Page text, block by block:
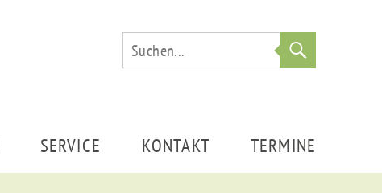
SERVICE KONTAKT TERMINE